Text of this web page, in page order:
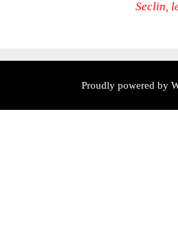
Seclin,
Proudly powered by